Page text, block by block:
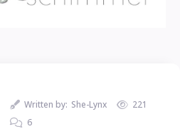
Written by: She-Lynx
221
6